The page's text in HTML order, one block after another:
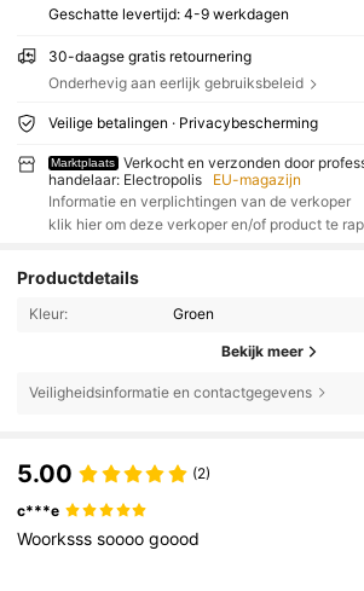
Geschatte levertijd: 4-9 werkdagen
30-daagse gratis retournering
Onderhevig aan eerlijk gebruiksbeleid
Veilige betalingen · Privacybescherming
Marktplaats
Verkocht en verzonden door
handelaar: Electropolis
EU-magazijn
Informatie en verplichtingen van de verkoper
klik hier om deze verkoper en/of product te
Productdetails
Kleur: Groen
Bekijk meer
Veiligheidsinformatie en contactgegevens
5.00 (2)
c***e
Woorkssssoooogoood